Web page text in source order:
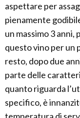
aspettare per
pienamente
un massimo 3
questo vino per un
resto, dopo due
parte delle
quanto riguarda
specifico, è